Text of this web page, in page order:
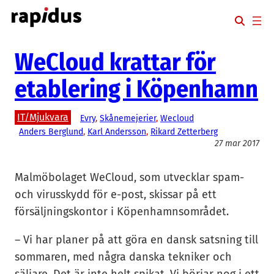
Hoppa
till
WeCloud krattar för
etablering i Köpenhamn
IT/Mjukvara Evry, Skånemejerier, Wecloud
Anders Berglund, Karl Andersson, Rikard Zetterberg
27 mar 2017
Malmöbolaget WeCloud, som utvecklar spam-
och virusskydd för e-post, skissar på ett
försäljningskontor i Köpenhamnsområdet.
– Vi har planer på att göra en dansk satsning till
sommaren, med några danska tekniker och